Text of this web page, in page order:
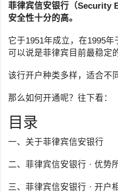
菲律宾信安银行（Security
安全性十分的高。
它于1951年成立，在1995年
可以说是菲律宾目前最稳定
该行开户种类多样，适合不
那么如何开通呢？往下看：
目录
一、关于菲律宾信安银行
二、菲律宾信安银行 · 优势
三、菲律宾信安银行 · 开户